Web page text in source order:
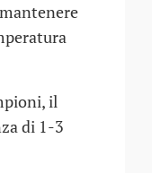
il
di 1-3